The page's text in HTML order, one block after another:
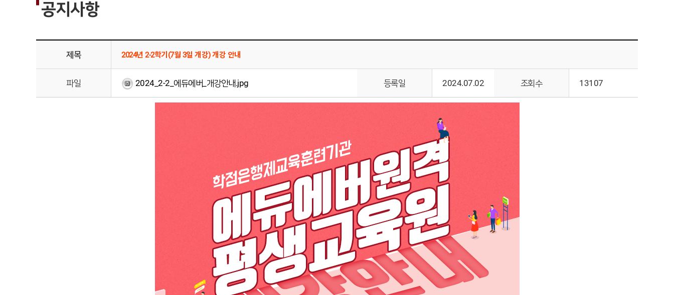
공지사항
제목 2024년 2-2학기(7월 3일 개강) 개강 안내
파일 2024_2-2_에듀에버_개강안내.jpg 등록일 2024.07.02 조회수 13107